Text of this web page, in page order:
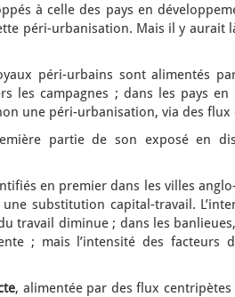
à celle des pays en
péri-urbanisation. Mais il y aurait
péri-urbains sont alimentés
les campagnes ; dans les pays en
une péri-urbanisation, via des flux
partie de son exposé en
en premier dans les villes
substitution capital-travail.
travail diminue ; dans les
; mais l’intensité des facteurs
, alimentée par des flux centripètes